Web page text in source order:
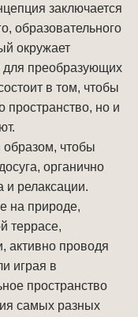
заключается
образовательного
окружает
для преобразующих
в том, чтобы
пространство, но и
образом, чтобы
органично
релаксации.
на природе,
террасе,
активно проводя
играя в
пространство
самых разных